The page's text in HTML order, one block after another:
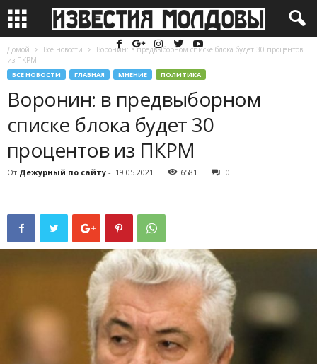
Домой Все новости
Воронин: в предвыборном списке блока будет 30 процентов
из ПКРМ
ВСЕ НОВОСТИ ГЛАВНАЯ МНЕНИЕ ПОЛИТИКА
Воронин: в предвыборном
списке блока будет 30
процентов из ПКРМ
От Дежурный по сайту - 19.05.2021 6581 0